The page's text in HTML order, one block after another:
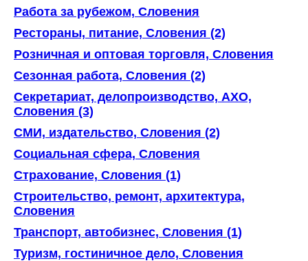
Работа за рубежом, Словения
Рестораны, питание, Словения (2)
Розничная и оптовая торговля, Словения
Сезонная работа, Словения (2)
Секретариат, делопроизводство, АХО,
Словения (3)
СМИ, издательство, Словения (2)
Социальная сфера, Словения
Страхование, Словения (1)
Строительство, ремонт, архитектура,
Словения
Транспорт, автобизнес, Словения (1)
Туризм, гостиничное дело, Словения